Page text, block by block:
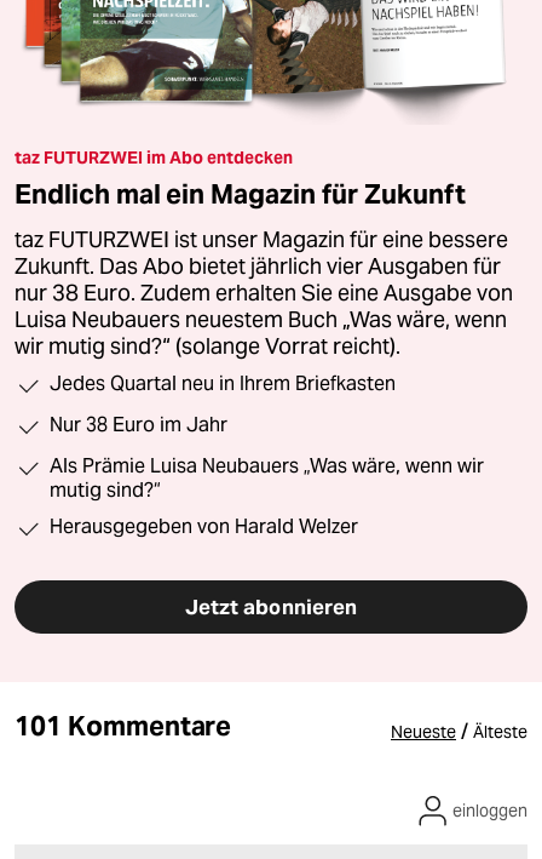
taz FUTURZWEI im Abo entdecken
Endlich mal ein Magazin für Zukunft
taz FUTURZWEI ist unser Magazin für eine bessere
Zukunft. Das Abo bietet jährlich vier Ausgaben für
nur 38 Euro. Zudem erhalten Sie eine Ausgabe von
Luisa Neubauers neuestem Buch „Was wäre, wenn
wir mutig sind?“ (solange Vorrat reicht).
Jedes Quartal neu in Ihrem Briefkasten
Nur 38 Euro im Jahr
Als Prämie Luisa Neubauers „Was wäre, wenn wir
mutig sind?“
Herausgegeben von Harald Welzer
Jetzt abonnieren
101 Kommentare Neueste / Älteste
einloggen